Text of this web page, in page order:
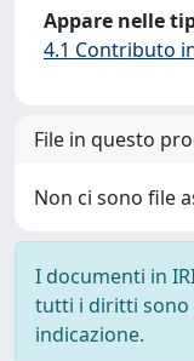
Appare nelle
4.1 Contributo
File in questo
Non ci sono file
I documenti in
tutti i diritti sono
indicazione.